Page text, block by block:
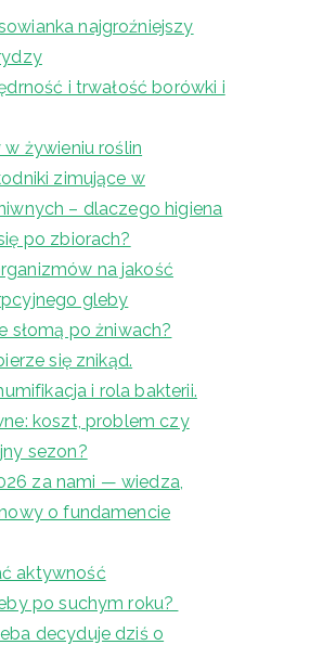
najgroźniejszy
i trwałość borówki i
żywieniu roślin
zimujące w
– dlaczego higiena
po zbiorach?
na jakość
gleby
słomą po żniwach?
się znikąd.
i rola bakterii.
koszt, problem czy
sezon?
za nami — wiedza,
o fundamencie
aktywność
po suchym roku?
decyduje dziś o